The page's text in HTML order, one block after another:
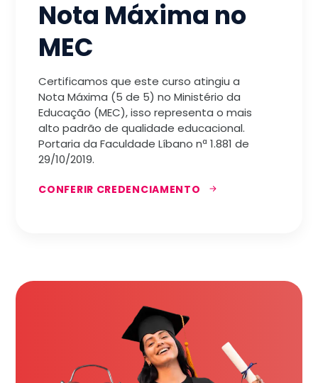
Nota Máxima no
MEC
Certificamos que este curso atingiu a
Nota Máxima (5 de 5) no Ministério da
Educação (MEC), isso representa o mais
alto padrão de qualidade educacional.
Portaria da Faculdade Líbano nª 1.881 de
29/10/2019.
CONFERIR CREDENCIAMENTO